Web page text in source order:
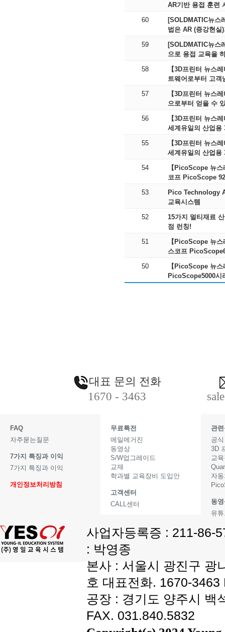
AR기반 용접 훈련
60
[SOLDMATIC뉴스
59 [SOLDMATIC뉴스
58
【3D프린터 뉴스
트웨어로부터 고
57
【3D프린터 뉴스
으로부터 얻을 수
56
【3D프린터 뉴스
세계유일의 산업용
55
【3D프린터 뉴스
세계유일의 산업용
54
【PicoScope 뉴
코프 PicoScope
53
Pico Technology
교육시스템
52
15가지 멀티재료
점 런칭!
51
【PicoScope 뉴
스코프
50
【PicoScope 뉴
PicoScope5000시
대표 문의 전화
1670 - 3463
FAQ
자주묻는질문
7가지 특징과 이익
7가지 특징과 이익
개인정보처리방침
무료특전
메일메거진
동영상
S/W업그레이드
교재
학과별 교육장비 도입안
고객센터
CALL센터
관
공
3D
교
자
동
유
사업자등록증 : 211-86-
: 박영종
본사 : 서울시 광진구 광
호 대표전화. 1670-
공장 : 경기도 양주시 백
FAX. 031.840.5832